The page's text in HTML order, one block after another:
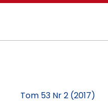
Tom 53 Nr 2 (2017)